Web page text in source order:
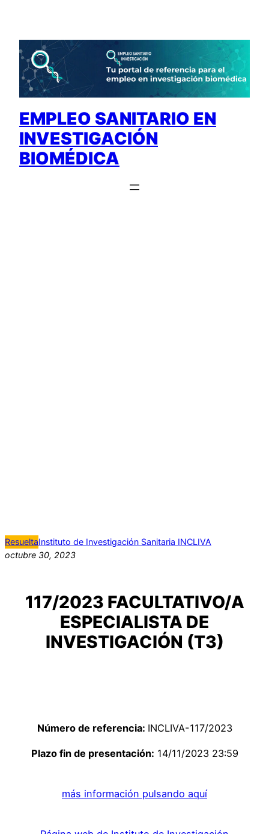
contenido
EMPLEO SANITARIO EN
INVESTIGACIÓN
BIOMÉDICA
ResueltaInstituto de Investigación Sanitaria INCLIVA
octubre 30, 2023
117/2023 FACULTATIVO/A
ESPECIALISTA DE
INVESTIGACIÓN (T3)
Número de referencia: INCLIVA-117/2023
Plazo fin de presentación: 14/11/2023 23:59
más información pulsando aquí